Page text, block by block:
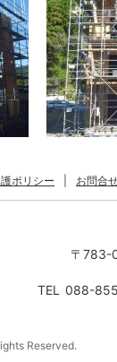
ポリシー お問合
〒783-
TEL
088-
Reserved.